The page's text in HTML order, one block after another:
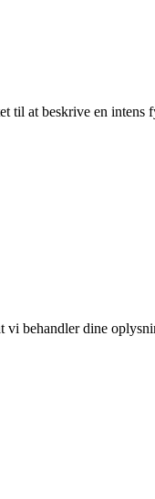
til at beskrive en
behandler dine